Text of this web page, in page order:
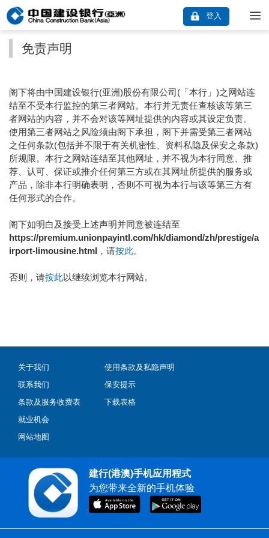
登入
免责声明
阁下将由中国建设银行(亚洲)股份有限公司(「本行」)之网站连
结至不受本行监控的第三者网站。本行并无责任查核该等第三
者网站的内容，并不会对该等网址提供的内容或其设定负责。
使用第三者网站之风险须由阁下承担，阁下并需受第三者网站
之任何条款(包括并不限于有关机密性、资料私隐及保安之条款)
所规限。本行之网站连结至其他网址，并不视为本行同意、推
荐、认可、保证或推介任何第三方或在其网址所提供的服务或
产品，除非本行明确表明，否则不可视为本行与该等第三方有
任何形式的合作。
阁下如明白及接受上述声明并同意被连结至
https://premium.unionpayintl.com/hk/diamond/zh/prestige/a
irport-limousine.html ，请按此。
否则，请按此以继续浏览本行网站。
关于我们
联系我们
条款及服务收费表
就业机会
网站地图
使用条款及私隐声明
保安提示
下载表格
建行(港澳)手机应用程式
为您带来全新的手机体验